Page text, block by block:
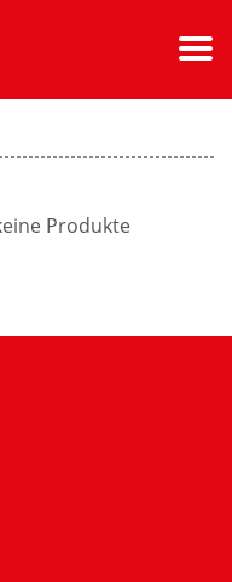
Produkte